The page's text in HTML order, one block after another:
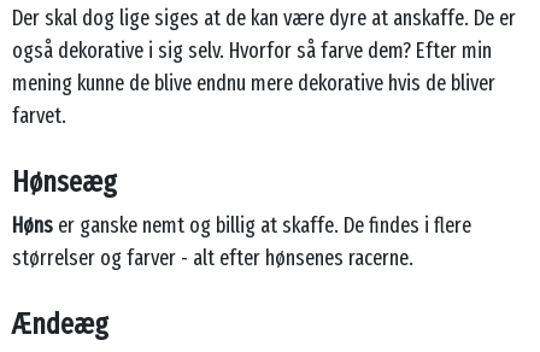
Der skal dog lige siges at de kan være dyre at anskaffe. De er
også dekorative i sig selv. Hvorfor så farve dem? Efter min
mening kunne de blive endnu mere dekorative hvis de bliver
farvet.
Hønseæg
Høns er ganske nemt og billig at skaffe. De findes i flere
størrelser og farver - alt efter hønsenes racerne.
Ændeæg